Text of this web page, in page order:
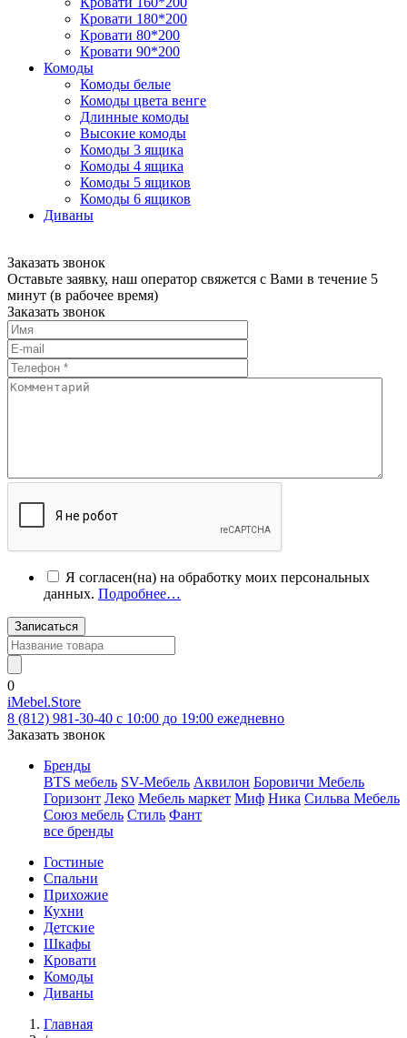
Кровати 180*200
Кровати 80*200
Кровати 90*200
Комоды
Комоды белые
Комоды цвета венге
Длинные комоды
Высокие комоды
Комоды 3 ящика
Комоды 4 ящика
Комоды 5 ящиков
Комоды 6 ящиков
Диваны
Заказать звонок
Оставьте заявку, наш оператор свяжется с Вами в течение 5
минут (в рабочее время)
Заказать звонок
Я согласен(на) на обработку моих персональных
данных. Подробнее…
Записаться
0
iMebel.Store
8 (812) 981-30-40 c 10:00 до 19:00 ежедневно
Заказать звонок
Бренды
BTS мебель SV-Мебель Аквилон Боровичи Мебель
Горизонт Леко Мебель маркет Миф Ника Сильва Мебель
Союз мебель Стиль Фант
все бренды
Гостиные
Спальни
Прихожие
Кухни
Детские
Шкафы
Кровати
Комоды
Диваны
Главная